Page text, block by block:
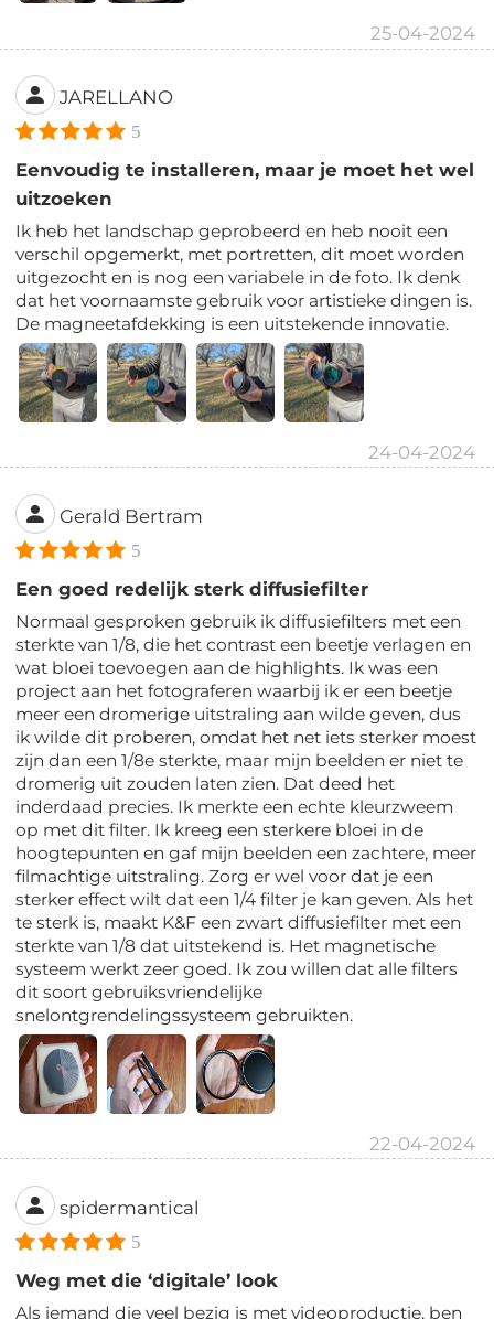
25-04-2024
JARELLANO
5
Eenvoudig te installeren, maar je moet het wel
uitzoeken
Ik heb het landschap geprobeerd en heb nooit een
verschil opgemerkt, met portretten, dit moet worden
uitgezocht en is nog een variabele in de foto. Ik denk
dat het voornaamste gebruik voor artistieke dingen is.
De magneetafdekking is een uitstekende innovatie.
24-04-2024
Gerald Bertram
5
Een goed redelijk sterk diffusiefilter
Normaal gesproken gebruik ik diffusiefilters met een
sterkte van 1/8, die het contrast een beetje verlagen en
wat bloei toevoegen aan de highlights. Ik was een
project aan het fotograferen waarbij ik er een beetje
meer een dromerige uitstraling aan wilde geven, dus
ik wilde dit proberen, omdat het net iets sterker moest
zijn dan een 1/8e sterkte, maar mijn beelden er niet te
dromerig uit zouden laten zien. Dat deed het
inderdaad precies. Ik merkte een echte kleurzweem
op met dit filter. Ik kreeg een sterkere bloei in de
hoogtepunten en gaf mijn beelden een zachtere, meer
filmachtige uitstraling. Zorg er wel voor dat je een
sterker effect wilt dat een 1/4 filter je kan geven. Als het
te sterk is, maakt K&F een zwart diffusiefilter met een
sterkte van 1/8 dat uitstekend is. Het magnetische
systeem werkt zeer goed. Ik zou willen dat alle filters
dit soort gebruiksvriendelijke
snelontgrendelingssysteem gebruikten.
22-04-2024
spidermantical
5
Weg met die ‘digitale’ look
Als iemand die veel bezig is met videoproductie, ben